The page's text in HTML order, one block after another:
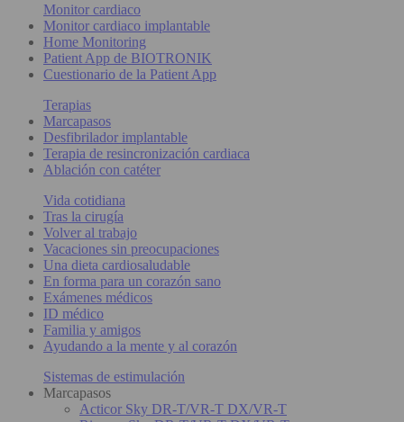
Monitor cardiaco
Monitor cardiaco implantable
Home Monitoring
Patient App de BIOTRONIK
Cuestionario de la Patient App
Terapias
Marcapasos
Desfibrilador implantable
Terapia de resincronización cardiaca
Ablación con catéter
Vida cotidiana
Tras la cirugía
Volver al trabajo
Vacaciones sin preocupaciones
Una dieta cardiosaludable
En forma para un corazón sano
Exámenes médicos
ID médico
Familia y amigos
Ayudando a la mente y al corazón
Sistemas de estimulación
Marcapasos
Acticor Sky DR-T/VR-T DX/VR-T